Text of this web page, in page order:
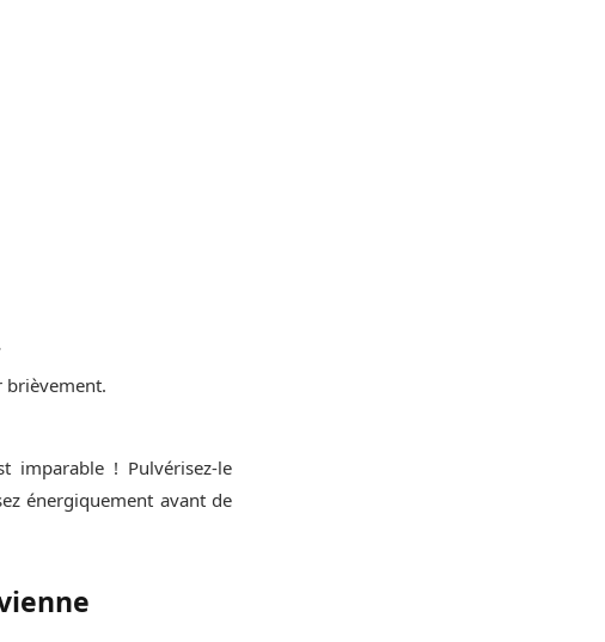
brièvement.
imparable ! Pulvérisez-le
énergiquement avant de